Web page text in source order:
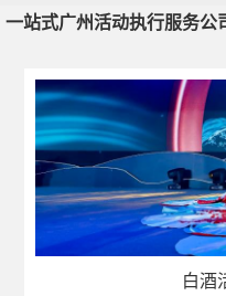
一站式广州活动执行服务公司
一站式广州活动执行服务公
白酒